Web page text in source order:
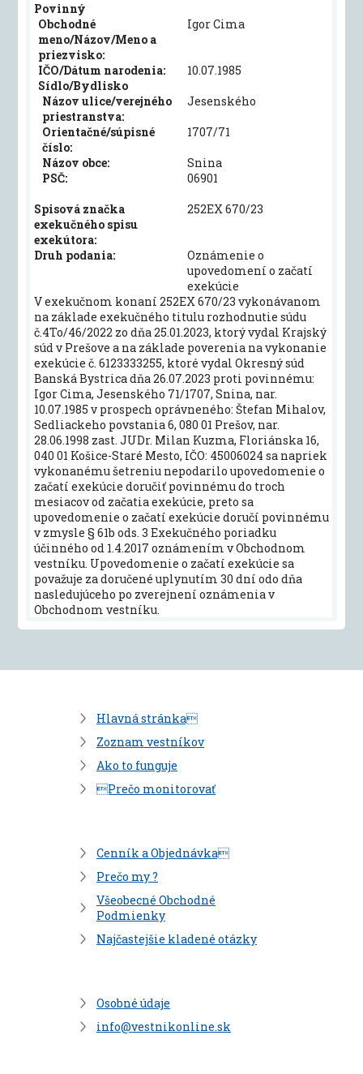
Povinný
Obchodné
meno/Názov/Meno a
priezvisko:
Igor Cima
IČO/Dátum narodenia:
10.07.1985
Sídlo/Bydlisko
Názov ulice/verejného
priestranstva:
Jesenského
Orientačné/súpisné
číslo:
1707/71
Názov obce:
Snina
PSČ:
06901
Spisová značka
exekučného spisu
exekútora:
252EX 670/23
Druh podania:
Oznámenie o
upovedomení o začatí
exekúcie
V exekučnom konaní 252EX 670/23 vykonávanom
na základe exekučného titulu rozhodnutie súdu
č.4To/46/2022 zo dňa 25.01.2023, ktorý vydal Krajský
súd v Prešove a na základe poverenia na vykonanie
exekúcie č. 6123333255, ktoré vydal Okresný súd
Banská Bystrica dňa 26.07.2023 proti povinnému:
Igor Cima, Jesenského 71/1707, Snina, nar.
10.07.1985 v prospech oprávneného: Štefan Mihalov,
Sedliackeho povstania 6, 080 01 Prešov, nar.
28.06.1998 zast. JUDr. Milan Kuzma, Floriánska 16,
040 01 Košice-Staré Mesto, IČO: 45006024 sa napriek
vykonanému šetreniu nepodarilo upovedomenie o
začatí exekúcie doručiť povinnému do troch
mesiacov od začatia exekúcie, preto sa
upovedomenie o začatí exekúcie doručí povinnému
v zmysle § 61b ods. 3 Exekučného poriadku
účinného od 1.4.2017 oznámením v Obchodnom
vestníku. Upovedomenie o začatí exekúcie sa
považuje za doručené uplynutím 30 dní odo dňa
nasledujúceho po zverejnení oznámenia v
Obchodnom vestníku.
Hlavná stránka
Zoznam vestníkov
Ako to funguje
Prečo monitorovať
Cenník a Objednávka
Prečo my ?
Všeobecné Obchodné
Podmienky
Najčastejšie kladené otázky
Osobné údaje
info@vestnikonline.sk